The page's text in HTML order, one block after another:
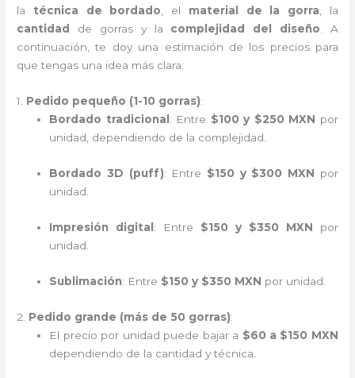
la técnica de bordado, el material de la gorra, la
cantidad
de gorras y la complejidad del diseño. A
continuación, te doy una estimación de los precios para
que tengas una idea más clara:
1. Pedido pequeño (1-10 gorras):
Bordado tradicional : Entre $100 y $250 MXN por
unidad, dependiendo de la complejidad.
Bordado 3D (puff): Entre $150 y $300 MXN por
unidad.
Impresión digital : Entre $150 y $350 MXN por
unidad.
Sublimación: Entre $150 y $350 MXN por unidad.
2. Pedido grande (más de 50 gorras):
El precio por unidad puede bajar a $60 a $150 MXN
dependiendo de la cantidad y técnica.